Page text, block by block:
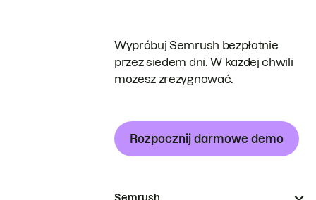
Wypróbuj Semrush bezpłatnie
przez siedem dni. W każdej chwili
możesz zrezygnować.
Rozpocznij darmowe demo